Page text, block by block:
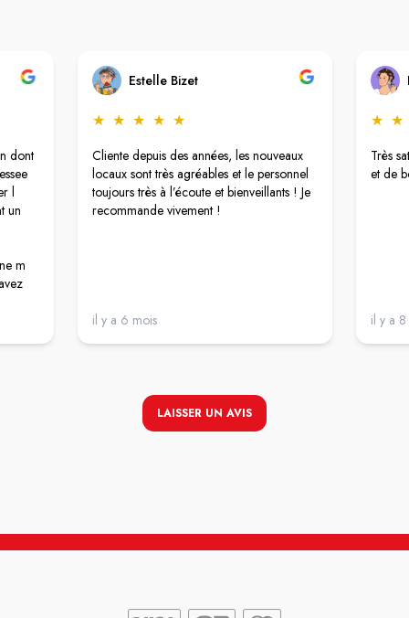
dont
l
un
m
Estelle Bizet
★ ★ ★ ★ ★
Cliente depuis des années, les nouveaux
locaux sont très agréables et le personnel
toujours très à l’écoute et bienveillants ! Je
recommande vivement !
il y a 6 mois
★ ★
Très
et de
il y a
LAISSER UN AVIS